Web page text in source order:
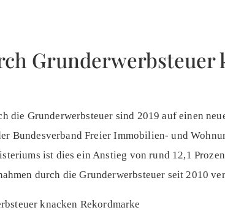
Grunderwerbsteuer
die Grunderwerbsteuer sind 2019 auf einen
Bundesverband Freier Immobilien- und
ist dies ein Anstieg von rund 12,1
durch die Grunderwerbsteuer seit 2010